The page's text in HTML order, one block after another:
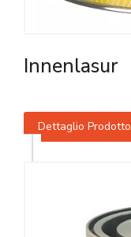
Innenlasur
Dettaglio Prodotto